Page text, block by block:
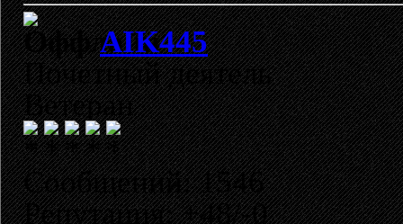
AIK445
Почетный деятель
Ветеран
Сообщений: 1546
Репутация: +48/-0